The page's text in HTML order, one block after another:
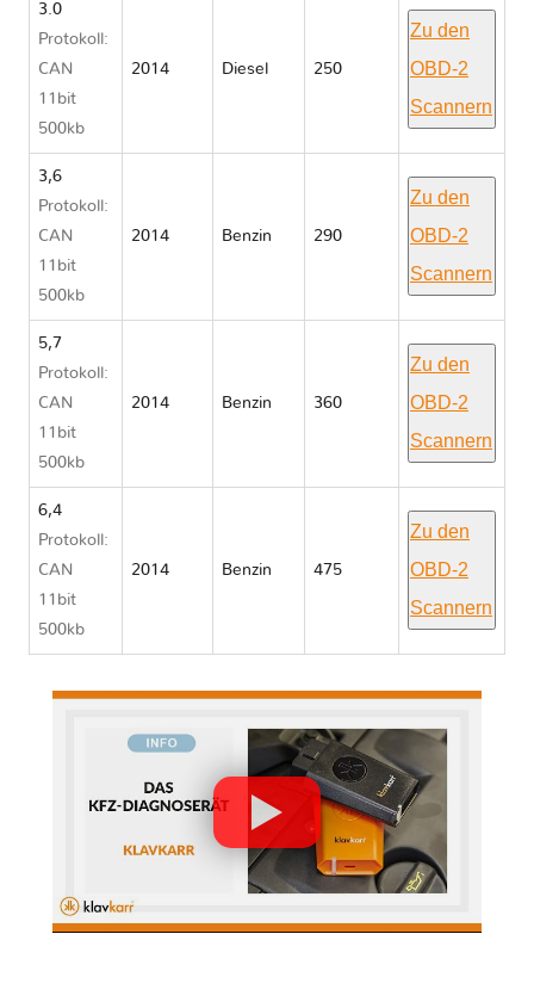
3.0
Protokoll:
CAN
11bit
500kb
2014 Diesel 250
Zu den
OBD-2
Scannern
3,6
Protokoll:
CAN
11bit
500kb
2014 Benzin 290
Zu den
OBD-2
Scannern
5,7
Protokoll:
CAN
11bit
500kb
2014 Benzin 360
Zu den
OBD-2
Scannern
6,4
Protokoll:
CAN
11bit
500kb
2014 Benzin 475
Zu den
OBD-2
Scannern